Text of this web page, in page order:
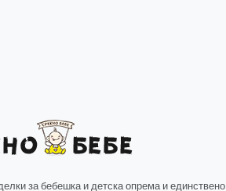
за бебешка и детска опрема и единствено